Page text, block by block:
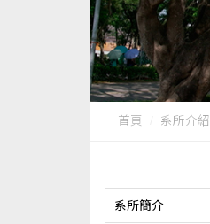
首頁 系所介紹
系所簡介